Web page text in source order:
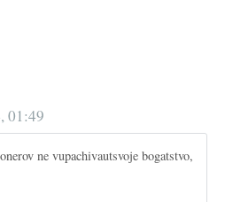
01:49
ne vupachivautsvoje bogatstvo,